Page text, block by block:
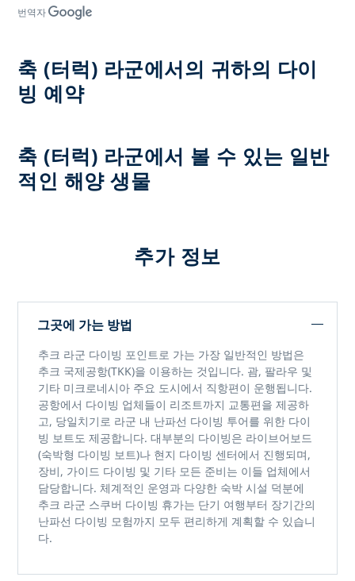
번역자
축 (터럭) 라군에서의 귀하의 다이
빙 예약
축 (터럭) 라군에서 볼 수 있는 일반
적인 해양 생물
추가 정보
그곳에 가는 방법
추크 라군 다이빙 포인트로 가는 가장 일반적인 방법은
추크 국제공항(TKK)을 이용하는 것입니다. 괌, 팔라우 및
기타 미크로네시아 주요 도시에서 직항편이 운행됩니다.
공항에서 다이빙 업체들이 리조트까지 교통편을 제공하
고, 당일치기로 라군 내 난파선 다이빙 투어를 위한 다이
빙 보트도 제공합니다. 대부분의 다이빙은 라이브어보드
(숙박형 다이빙 보트)나 현지 다이빙 센터에서 진행되며,
장비, 가이드 다이빙 및 기타 모든 준비는 이들 업체에서
담당합니다. 체계적인 운영과 다양한 숙박 시설 덕분에
추크 라군 스쿠버 다이빙 휴가는 단기 여행부터 장기간의
난파선 다이빙 모험까지 모두 편리하게 계획할 수 있습니
다.